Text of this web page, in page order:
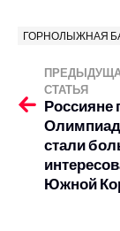
ГОРНОЛЫЖНАЯ
СТАТЬЯ
Россияне
стали
Южной